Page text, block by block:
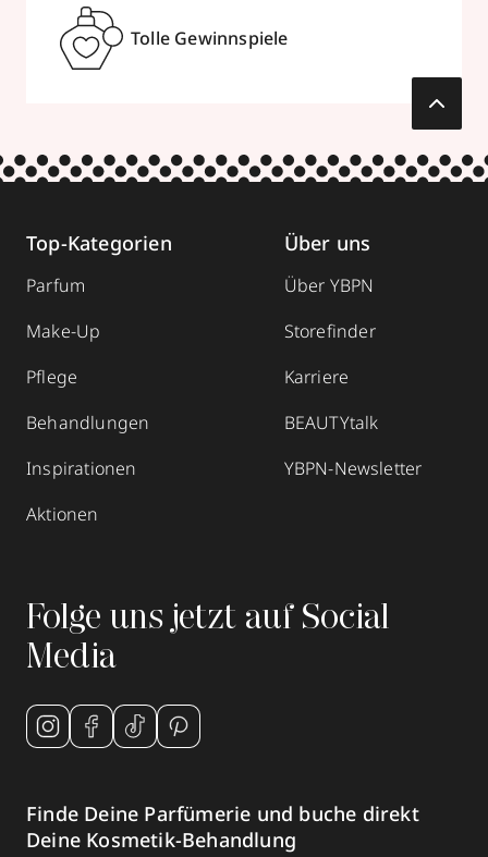
Tolle Gewinnspiele
Top-Kategorien
Parfum
Make-Up
Pflege
Behandlungen
Inspirationen
Aktionen
Über uns
Über YBPN
Storefinder
Karriere
BEAUTYtalk
YBPN-Newsletter
Folge uns jetzt auf Social
Media
Finde Deine Parfümerie und buche direkt
Deine Kosmetik-Behandlung